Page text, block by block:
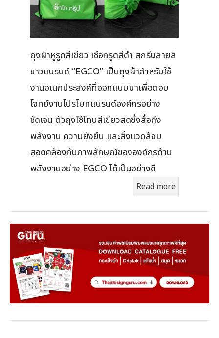
ถุงผ้าหูรูดสีเขียว เชือกรูดสีดำ สกรีนลายสี
ขาวแบรนด์ “EGCO” เป็นถุงผ้าสำหรับใช้
งานอเนกประสงค์ที่ออกแบบมาเพื่อตอบ
โจทย์งานโปรโมทแบรนด์องค์กรอย่าง
ชัดเจน ตัวถุงใช้โทนสีเขียวสดซึ่งสื่อถึง
พลังงาน ความยั่งยืน และสิ่งแวดล้อม
สอดคล้องกับภาพลักษณ์ขององค์กรด้าน
พลังงานอย่าง EGCO ได้เป็นอย่างดี
Read more